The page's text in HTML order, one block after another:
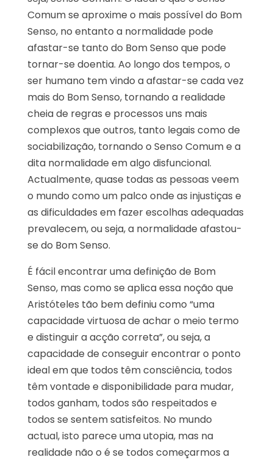
Comum se aproxime o mais possível do Bom
Senso, no entanto a normalidade pode
afastar-se tanto do Bom Senso que pode
tornar-se doentia. Ao longo dos tempos, o
ser humano tem vindo a afastar-se cada vez
mais do Bom Senso, tornando a realidade
cheia de regras e processos uns mais
complexos que outros, tanto legais como de
sociabilização, tornando o Senso Comum e a
dita normalidade em algo disfuncional.
Actualmente, quase todas as pessoas veem
o mundo como um palco onde as injustiças e
as dificuldades em fazer escolhas adequadas
prevalecem, ou seja, a normalidade afastou-
se do Bom Senso.
É fácil encontrar uma definição de Bom
Senso, mas como se aplica essa noção que
Aristóteles tão bem definiu como “uma
capacidade virtuosa de achar o meio termo
e distinguir a acção correta”, ou seja, a
capacidade de conseguir encontrar o ponto
ideal em que todos têm consciência, todos
têm vontade e disponibilidade para mudar,
todos ganham, todos são respeitados e
todos se sentem satisfeitos. No mundo
actual, isto parece uma utopia, mas na
realidade não o é se todos começarmos a